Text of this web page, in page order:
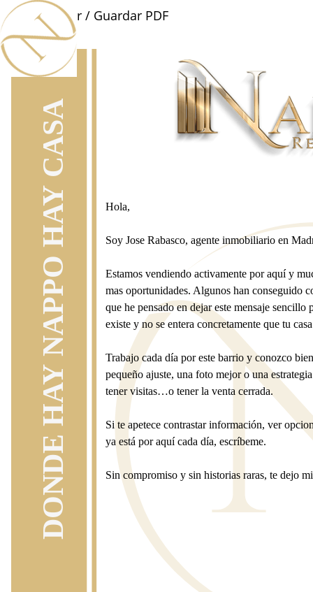
🖨️ Imprimir / Guardar PDF
Hola,
Soy Jose Rabasco, agente inmobiliario en
Estamos vendiendo activamente por aquí y
mas oportunidades. Algunos han conseguido
que he pensado en dejar este mensaje
existe y no se entera concretamente que tu
Trabajo cada día por este barrio y conozco
pequeño ajuste, una foto mejor o una
tener visitas…o tener la venta cerrada.
Si te apetece contrastar información, ver
ya está por aquí cada día, escríbeme.
Sin compromiso y sin historias raras, te dejo